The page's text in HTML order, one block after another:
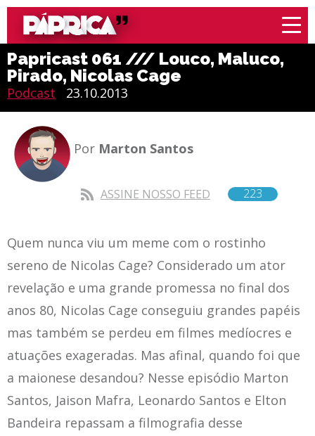
Papricast 061 /// Louco, Maluco,
Pirado, Nicolas Cage
Podcast 23.10.2013
Por Marton Santos
ASSINE NOSSO FEED 223
Quem nunca viu um meme com o rostinho
sereno de Nicolas Cage? Considerado um ator
revelação e uma grande promessa no final dos
anos 80, Nicolas Cage conseguiu grandes papéis
mas também se perdeu em filmes medíocres e
atuações exageradas. Mas afinal, quando foi que
a maionese desandou? Nesse episódio Marton
Santos, Jaison Mafra, Leonardo Santos e Elton
Bandeira repassam a filmografia desse